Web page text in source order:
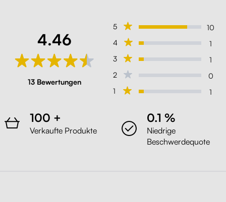
4.46
13 Bewertungen
5
10
4
1
3
1
2
0
1
1
100 +
Verkaufte Produkte
0.1 %
Niedrige
Beschwerdequote